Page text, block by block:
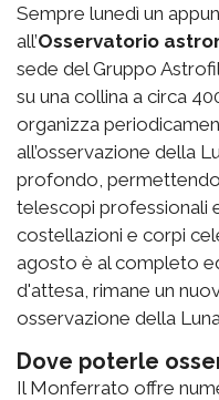
Sempre lunedì un
all’Osservatorio
sede del Gruppo
su una collina a circa
organizza
all’osservazione della
profondo,
telescopi professionali
costellazioni e corpi
agosto è al completo
d'attesa, rimane un
osservazione della
Dove poterle
Il Monferrato offre